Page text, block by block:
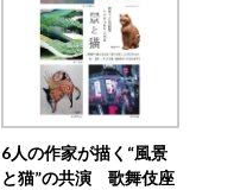
6人の作家が描く“風景
と猫”の共演 歌舞伎座